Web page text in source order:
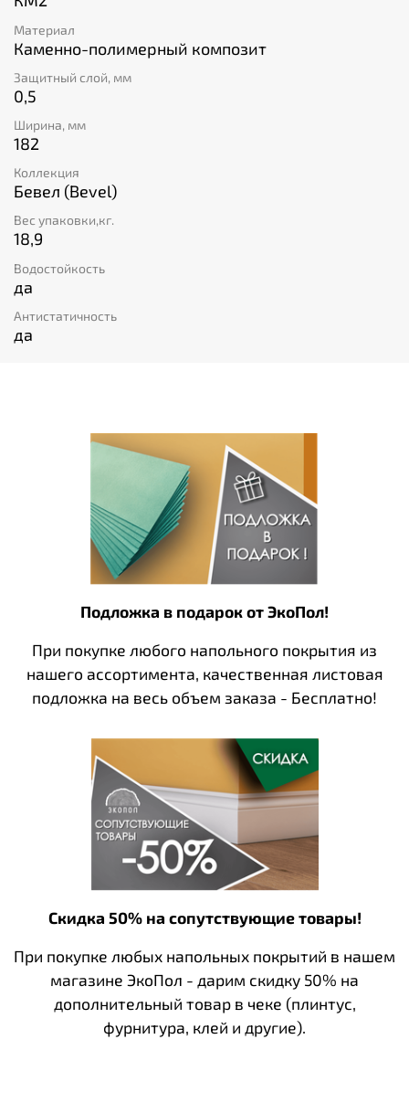
Материал
Каменно-полимерный композит
Защитный слой, мм
0,5
Ширина, мм
182
Коллекция
Бевел (Bevel)
Вес упаковки,кг.
18,9
Водостойкость
да
Антистатичность
да
Подложка в подарок от ЭкоПол!
При покупке любого напольного покрытия из
нашего ассортимента, качественная листовая
подложка на весь объем заказа - Бесплатно!
Скидка 50% на сопутствующие товары!
При покупке любых напольных покрытий в нашем
магазине ЭкоПол - дарим скидку 50% на
дополнительный товар в чеке (плинтус,
фурнитура, клей и другие).